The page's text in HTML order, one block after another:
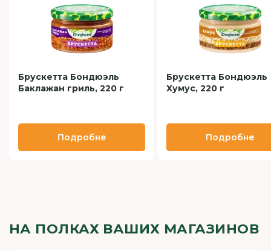
Брускетта Бондюэль
Баклажан гриль, 220 г
Подробне
Брускетта Бондюэль
Хумус, 220 г
Подробне
НА ПОЛКАХ ВАШИХ МАГАЗИНОВ